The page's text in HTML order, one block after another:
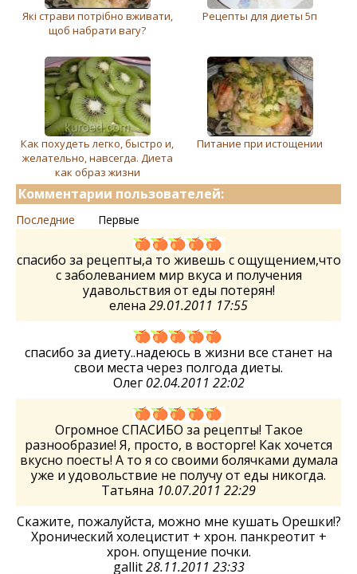
Які страви потрібно вживати,
щоб набрати вагу?
Рецепты для диеты 5п
Как похудеть легко, быстро и,
желательно, навсегда. Диета
как образ жизни
Питание при истощении
Комментарии пользователей:
Последние Первые
спасибо за рецепты,а то живешь с ощущением,что
с заболеванием мир вкуса и получения
удавольствия от еды потерян!
елена 29.01.2011 17:55
спасибо за диету..надеюсь в жизни все станет на
свои места через полгода диеты.
Олег 02.04.2011 22:02
Огромное СПАСИБО за рецепты! Такое
разнообразие! Я, просто, в восторге! Как хочется
вкусно поесть! А то я со своими болячками думала
уже и удовольствие не получу от еды никогда.
Татьяна 10.07.2011 22:29
Скажите, пожалуйста, можно мне кушать Орешки!?
Хронический холецистит + хрон. панкреотит +
хрон. опущение почки.
gallit28.11.2011 23:33